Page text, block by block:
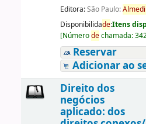
Editora:São Paulo:
Disponibilidade:Itens
[Númerodechamada:
Reservar
Adicionar ao
Direito dos
negócios
aplicado: dos